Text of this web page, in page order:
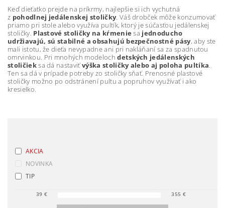
Keď dieťatko prejde na príkrmy, najlepšie si ich vychutná
z pohodlnej jedálenskej stoličky. Váš drobček môže konzumovať
priamo pri stole alebo využíva pultík, ktorý je súčasťou jedálenskej
stoličky. Plastové stoličky na kŕmenie sa jednoducho
udržiavajú, sú stabilné a obsahujú bezpečnostné pásy, aby ste
mali istotu, že dieťa nevypadne ani pri nakláňaní sa za spadnutou
omrvinkou. Pri mnohých modelochdetských jedálenských
stoličieksa dá nastaviťvýška stoličky alebo aj poloha pultíka.
Ten sa dá v prípade potreby zo stoličky sňať. Prenosné plastové
stoličky možno po odstránení pultu a popruhov využívať i ako
kresielko.
AKCIA
NOVINKA
TIP
39 € 355 €